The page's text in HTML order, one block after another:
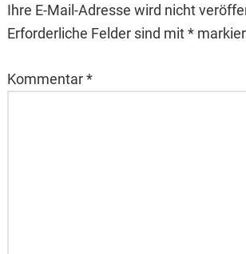
Ihre E-Mail-Adresse wird nicht
Erforderliche Felder sind mit *
Kommentar*